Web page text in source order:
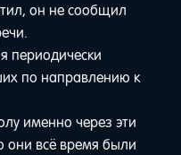
он не сообщил
периодически
по направлению к
именно через эти
они всё время были